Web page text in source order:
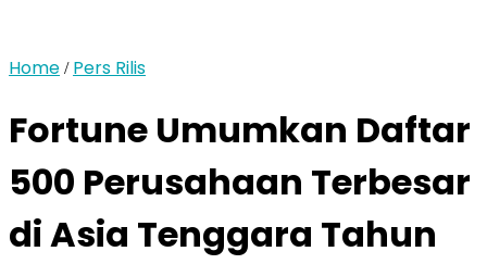
Home / Pers Rilis
Fortune Umumkan Daftar
500 Perusahaan Terbesar
di Asia Tenggara Tahun